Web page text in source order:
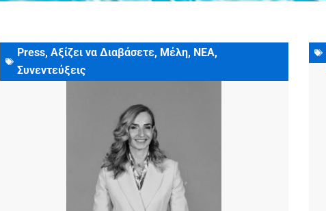
Press,Αξίζει να Διαβάσετε, Μέλη, ΝΕΑ,
Συνεντεύξεις
17 Μαρτίου, 2025